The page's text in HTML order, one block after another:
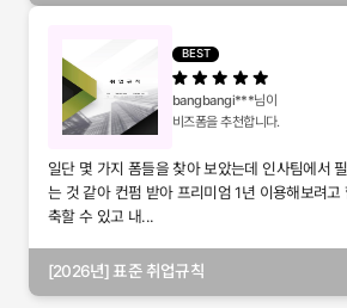
BEST
bangbangi***님이
비즈폼을 추천합니다.
일단 몇 가지 폼들을 찾아 보았는데 인사팀에서
는 것 같아 컨펌 받아 프리미엄 1년 이용해보려
축할 수 있고 내...
[2026년] 표준 취업규칙